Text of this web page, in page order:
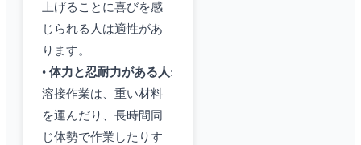
上げることに喜びを感
じられる人は適性があ
ります。
• 体力と忍耐力がある人:
溶接作業は、重い材料
を運んだり、長時間同
じ体勢で作業したりす